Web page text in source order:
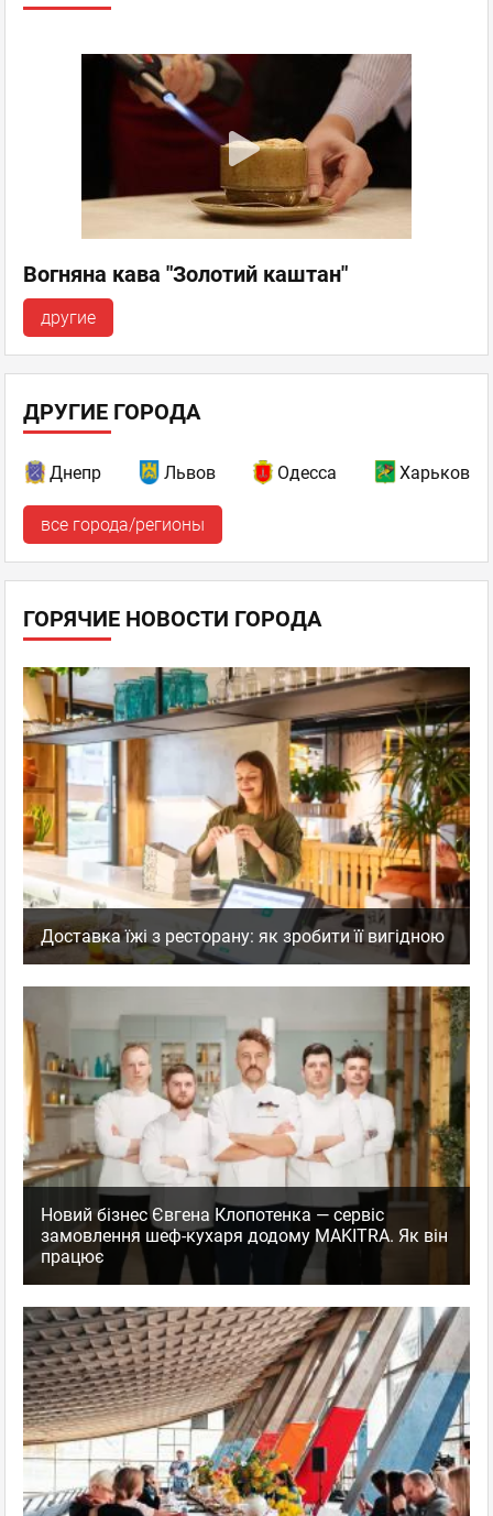
Вогняна кава "Золотий каштан"
другие
ДРУГИЕ ГОРОДА
Днепр Львов Одесса Харьков
все города/регионы
ГОРЯЧИЕ НОВОСТИ ГОРОДА
Доставка їжі з ресторану: як зробити її вигідною
Новий бізнес Євгена Клопотенка — сервіс
замовлення шеф-кухаря додому MAKITRA. Як він
працює